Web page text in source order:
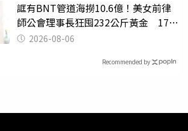
誆有BNT管道海撈10.6億！美女前律
師公會理事長狂囤232公斤黃金 17人
遭起訴
2026-08-06
Recommended by